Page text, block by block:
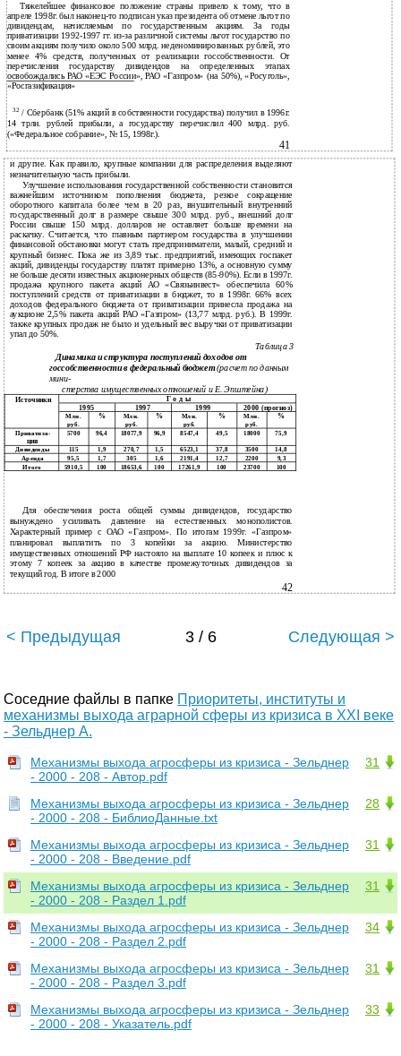
Тяжелейшее финансовое положение страны привело к тому, что в
апреле 1998г. был наконец-то подписан указ президента об отмене льгот по
дивидендам, начисляемым по государственным акциям. За годы
приватизации 1992-1997 гг. из-за различной системы льгот государство по
своим акциям получило около 500 млрд. неденоминированных рублей, это
менее 4% средств, полученных от реализации госсобственности. От
перечисления государству дивидендов на определенных этапах
освобождались РАО «ЕЭС России», РАО «Газпром» (на 50%), «Росуголь»,
«Росгазификация»
32 / Сбербанк (51% акций в собственности государства) получил в 1996г.
14 трлн. рублей прибыли, а государству перечислил 400 млрд. руб.
(«Федеральное собрание», № 15, 1998г.).
41
и другие. Как правило, крупные компании для распределения выделяют
незначительную часть прибыли.
Улучшение использования государственной собственности становится
важнейшим источником пополнения бюджета, резкое сокращение
оборотного капитала более чем в 20 раз, внушительный внутренний
государственный долг в размере свыше 300 млрд. руб., внешний долг
России свыше 150 млрд. долларов не оставляет больше времени на
раскачку. Считается, что главным партнером государства в улучшении
финансовой обстановки могут стать предприниматели, малый, средний и
крупный бизнес. Пока же из 3,89 тыс. предприятий, имеющих госпакет
акций, дивиденды государству платят примерно 13%, а основную сумму
не больше десяти известных акционерных обществ (85-90%). Если в 1997г.
продажа крупного пакета акций АО «Связьинвест» обеспечила 60%
поступлений средств от приватизации в бюджет, то в 1998г. 66% всех
доходов федерального бюджета от приватизации принесла продажа на
аукционе 2,5% пакета акций РАО «Газпром» (13,77 млрд. руб.). В 1999г.
также крупных продаж не было и удельный вес выручки от приватизации
упал до 50%.
Таблица 3
Динамика и структура поступлений доходов от
госсобственности в федеральный бюджет(расчет по данным
мини-
стерства имущественных отношений и Е. Эпштейна)
Источники Г о д ы
1995 1997 1999 2000 (прогноз)
Млн. % Млн. % Млн. % Млн. %
руб. руб. руб. руб.
Приватиза- 5700 96,4 18077,9 96,9 8547,4 49,5 18000 75,9
ция
Дивиденды 115 1,9 270,7 1,5 6523,1 37,8 3500 14,8
Аренда 95,5 1,7 305 1,6 2191,4 12,7 2200
9,3
Итого
5910,5 100 18653,6 100 17261,9 100 23700 100
Для обеспечения роста общей суммы дивидендов, государство
вынуждено усиливать давление на естественных монополистов.
Характерный пример с ОАО «Газпром». По итогам 1999г. «Газпром»
планировал выплатить по 3 копейки за акцию. Министерство
имущественных отношений РФ настояло на выплате 10 копеек и плюс к
этому 7 копеек за акцию в качестве промежуточных дивидендов за
текущий год. В итоге в 2000
42
< Предыдущая 3 / 6 Следующая >
Соседние файлы в папке Приоритеты, институты и
механизмы выхода аграрной сферы из кризиса в XXI веке
- Зельднер А.
31
Механизмы выхода агросферы из кризиса - Зельднер
- 2000 - 208 - Автор.pdf
28
Механизмы выхода агросферы из кризиса - Зельднер
- 2000 - 208 - БиблиоДанные.txt
31
Механизмы выхода агросферы из кризиса - Зельднер
- 2000 - 208 - Введение.pdf
31
Механизмы выхода агросферы из кризиса - Зельднер
- 2000 - 208 - Раздел 1.pdf
34
Механизмы выхода агросферы из кризиса - Зельднер
- 2000 - 208 - Раздел 2.pdf
31
Механизмы выхода агросферы из кризиса - Зельднер
- 2000 - 208 - Раздел 3.pdf
33
Механизмы выхода агросферы из кризиса - Зельднер
- 2000 - 208 - Указатель.pdf